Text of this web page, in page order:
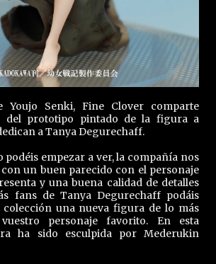
Youjo Senki, Fine Clover comparte
del prototipo pintado de la figura a
a Tanya Degurechaff.
podéis empezar a ver, la compañía nos
un buen parecido con el personaje
y una buena calidad de detalles
fans de Tanya Degurechaff podáis
colección una nueva figura de lo más
personaje favorito. En esta
ha sido esculpida por Mederukin